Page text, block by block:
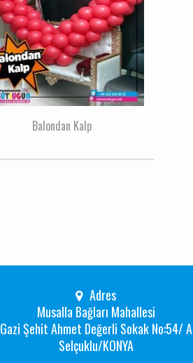
Balondan Kalp
Adres
Musalla Bağları Mahallesi
Gazi Şehit Ahmet Değerli Sokak No:54/ A
Selçuklu/KONYA